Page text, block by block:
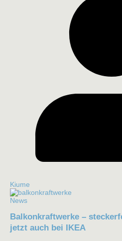
Kiume
News
Balkonkraftwerke –
jetzt auch bei IKEA